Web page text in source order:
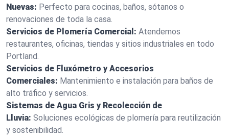
Nuevas: Perfecto para cocinas, baños, sótanos o
renovaciones de toda la casa.
Servicios de Plomería Comercial: Atendemos
restaurantes, oficinas, tiendas y sitios industriales en todo
Portland.
Servicios de Fluxómetro y Accesorios
Comerciales: Mantenimiento e instalación para baños de
alto tráfico y servicios.
Sistemas de Agua Gris y Recolección de
Lluvia: Soluciones ecológicas de plomería para reutilización
y sostenibilidad.